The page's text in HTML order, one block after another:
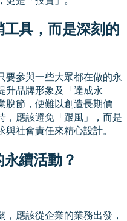
具，而是深刻的
要參與一些大眾都在做的永
升品牌形象及「達成永
脫節，便難以創造長期價
，應該避免「跟風」，而是
社會責任來精心設計。
續活動？
應該從企業的業務出發，